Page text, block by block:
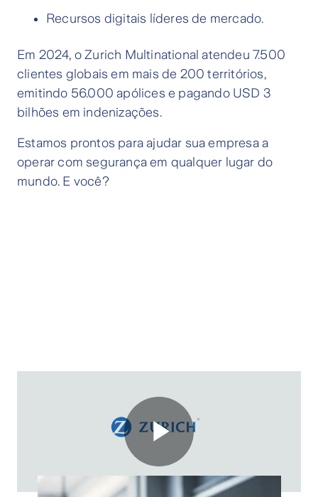
Recursos digitais líderes de mercado.
Em 2024, o Zurich Multinational atendeu 7.500
clientes globais em mais de 200 territórios,
emitindo 56.000 apólices e pagando USD 3
bilhões em indenizações.
Estamos prontos para ajudar sua empresa a
operar com segurança em qualquer lugar do
mundo. E você?
Play
relacionados